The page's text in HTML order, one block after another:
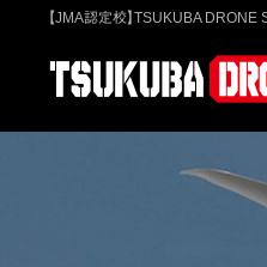
【JMA認定校】TSUKUBA DRONE